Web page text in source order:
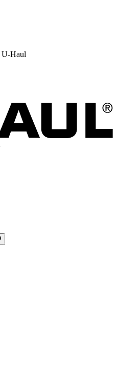
U-Haul